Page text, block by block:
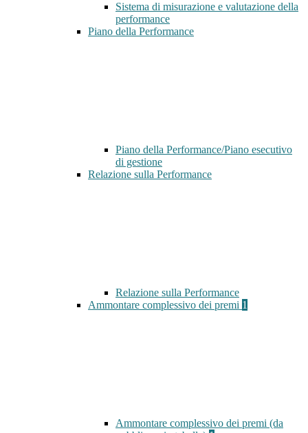
Sistema di misurazione e valutazione della
performance
Piano della Performance
Piano della Performance/Piano esecutivo
di gestione
Relazione sulla Performance
Relazione sulla Performance
Ammontare complessivo dei premi 1
Ammontare complessivo dei premi (da